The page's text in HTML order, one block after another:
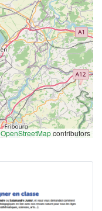
OpenStreetMapcontributors